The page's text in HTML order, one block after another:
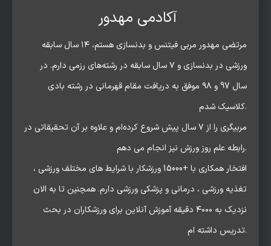
آکادمی مهدور
مرتضی مهدور مربی فیتنس و بدنسازی هستم، ۱۴ سال سابقه
ورزشی در بدنسازی و ۷ سال سابقه در رشته‌های رزمی دارم. در
سال 97 و ۹۸ موفق به دریافت مقام قهرمانی در رشته بادی
کلاسیک شدم.
مربیگری را از ۷ سال پیش شروع کرده‌ام و علاوه بر آن تحقیقاتی در
رابطه علم روز ورزش نیز انجام می دهم.
افتخار همکاری با +15000 ورزشکار با شرایط های مختلف ورزشی ،
تغذیه ورزشی ، درمانی و پزشکی ورزشی دارم. همچنین تا به الان
نزدیک به ۴۰۰۰ دقیقه آموزش آنلاین برای ورزشکاران در بحث
تدریس داشته ام.